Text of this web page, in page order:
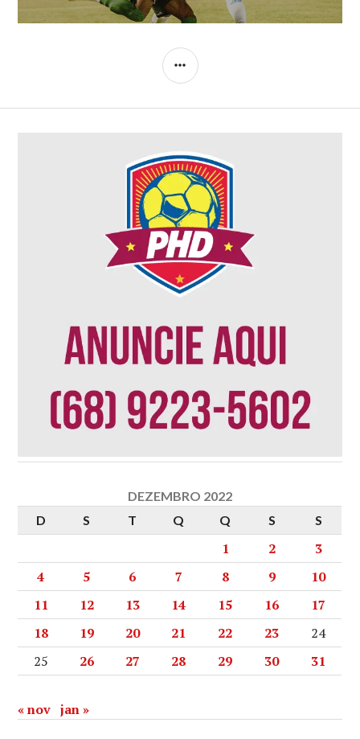
DEZEMBRO 2022
D
S T Q Q S S
1 2
3
4
5 6 7 8 9
10
11
12 13 14 15 16
17
18
19 20 21 22 23
24
25
26 27 28 29 30 31
« nov jan »